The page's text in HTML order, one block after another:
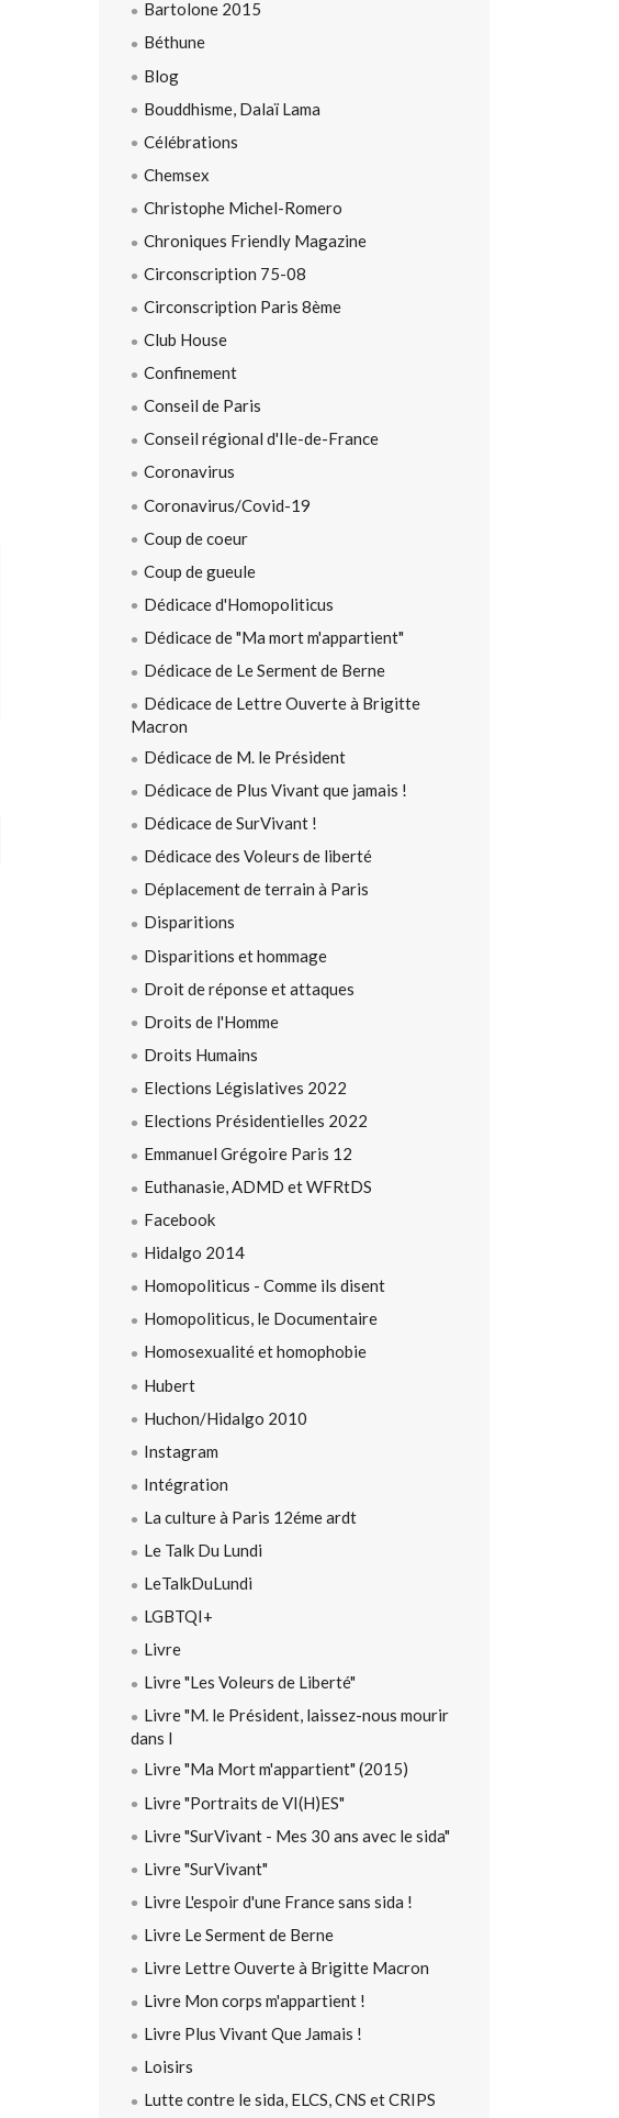
Bartolone 2015
Béthune
Blog
Bouddhisme, Dalaï Lama
Célébrations
Chemsex
Christophe Michel-Romero
Chroniques Friendly Magazine
Circonscription 75-08
Circonscription Paris 8ème
Club House
Confinement
Conseil de Paris
Conseil régional d'Ile-de-France
Coronavirus
Coronavirus/Covid-19
Coup de coeur
Coup de gueule
Dédicace d'Homopoliticus
Dédicace de "Ma mort m'appartient"
Dédicace de Le Serment de Berne
Dédicace de Lettre Ouverte à Brigitte
Macron
Dédicace de M. le Président
Dédicace de Plus Vivant que jamais !
Dédicace de SurVivant !
Dédicace des Voleurs de liberté
Déplacement de terrain à Paris
Disparitions
Disparitions et hommage
Droit de réponse et attaques
Droits de l'Homme
Droits Humains
Elections Législatives 2022
Elections Présidentielles 2022
Emmanuel Grégoire Paris 12
Euthanasie, ADMD et WFRtDS
Facebook
Hidalgo 2014
Homopoliticus - Comme ils disent
Homopoliticus, le Documentaire
Homosexualité et homophobie
Hubert
Huchon/Hidalgo 2010
Instagram
Intégration
La culture à Paris 12éme ardt
Le Talk Du Lundi
LeTalkDuLundi
LGBTQI+
Livre
Livre "Les Voleurs de Liberté"
Livre "M. le Président, laissez-nous mourir
dans l
Livre "Ma Mort m'appartient" (2015)
Livre "Portraits de VI(H)ES"
Livre "SurVivant - Mes 30 ans avec le sida"
Livre "SurVivant"
Livre L'espoir d'une France sans sida !
Livre Le Serment de Berne
Livre Lettre Ouverte à Brigitte Macron
Livre Mon corps m'appartient !
Livre Plus Vivant Que Jamais !
Loisirs
Lutte contre le sida, ELCS, CNS et CRIPS